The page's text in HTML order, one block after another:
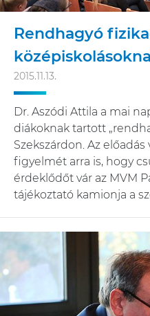
Rendhagyó
2015.11.13.
Dr. Aszódi Attila a mai
diákoknak tartott
Szekszárdon. Az
figyelmét arra is, hogy
érdeklődőt vár az MVM
tájékoztató kamionja a